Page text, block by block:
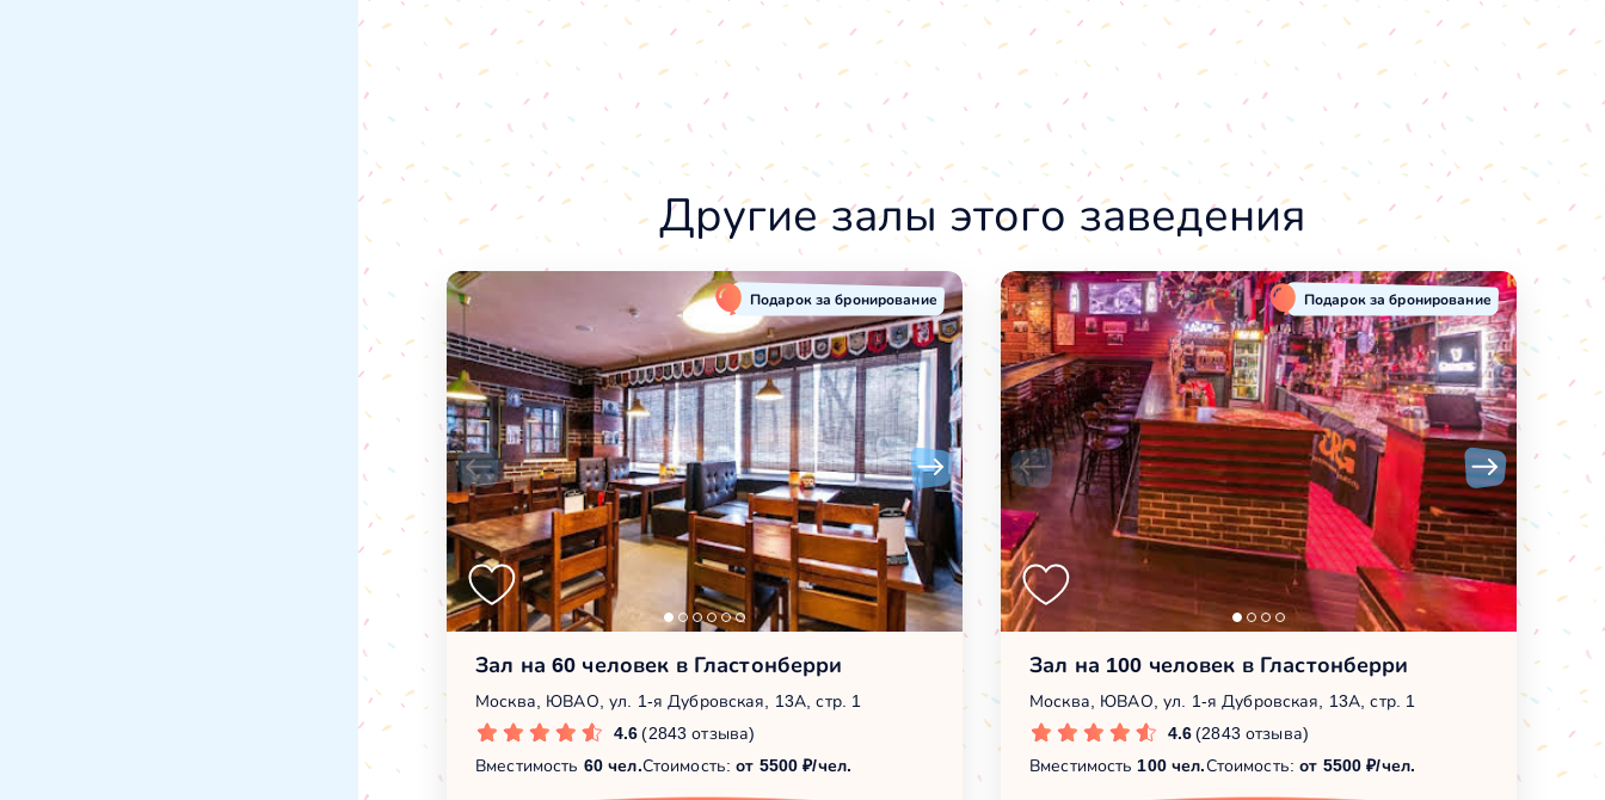
Другие залы этого заведения
Подарок за бронирование
Зал на 60 человек в Гластонберри
Москва, ЮВАО, ул. 1-я Дубровская, 13А, стр. 1
4.6 (2843 отзыва)
Вместимость 60 чел.Стоимость:от 5500 ₽/чел.
Подарок за бронирование
Зал на 100 человек в Гластонберри
Москва, ЮВАО, ул. 1-я Дубровская, 13А, стр. 1
4.6 (2843 отзыва)
Вместимость 100 чел.Стоимость:от 5500 ₽/чел.